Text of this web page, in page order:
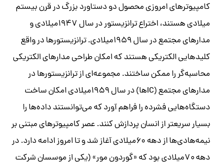
کامپیوترهای امروزی محصول دو دستاورد بزرگ در قرن بیستم
میلادی هستند، اختراع ترانزیستور در سال ۱۹۴۷میلادی و
مدارهای مجتمع در سال ۱۹۵۹میلادی. ترانزیستورها در واقع
کلیدهایی الکتریکی هستند که امکان طراحی مدارهای الکتریکی
محاسبه‌گر را ممکن ساختند. مجموعه‌ای از ترانزیستورها در
مدارهای مجتمع (ICها) در سال ۱۹۵۹میلادی امکان ساخت
دستگاه‌هایی فشرده را فراهم آورد که می‌توانستند داده‌ها را
بسیار سریعتر از انسان پردازش کنند. عصر کامپیوترهای مبتنی بر
نیمه‌هادی‌ها از دهه ۶۰میلادی آغاز شد و تا امروز ادامه دارد. در
دهه ۷۰میلادی بود که «گوردون مور» (یکی از موسسان شرکت